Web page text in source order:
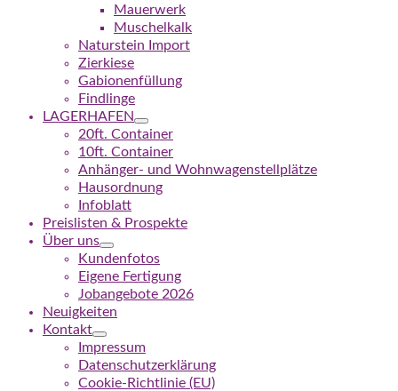
Mauerwerk
Muschelkalk
Naturstein Import
Zierkiese
Gabionenfüllung
Findlinge
LAGERHAFEN
20ft. Container
10ft. Container
Anhänger- und Wohnwagenstellplätze
Hausordnung
Infoblatt
Preislisten & Prospekte
Über uns
Kundenfotos
Eigene Fertigung
Jobangebote 2026
Neuigkeiten
Kontakt
Impressum
Datenschutzerklärung
Cookie-Richtlinie (EU)